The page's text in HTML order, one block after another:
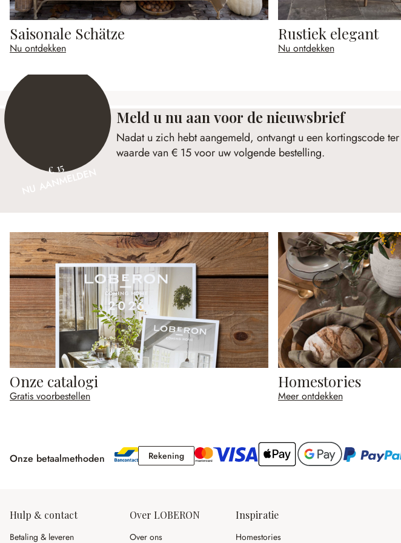
Saisonale Schätze
Nu ontdekken
Rustiek elegant
Nu ontdekken
€ 15
NU AANMELDEN
Meld u nu aan voor de nieuwsbrief
Nadat u zich hebt aangemeld, ontvangt u een kortingscode ter
waarde van € 15 voor uw volgende bestelling.
Onze catalogi
Gratis voorbestellen
Homestories
Meer ontdekken
Onze betaalmethoden RekeningRekening
Hulp & contact
Betaling & leveren
Over LOBERON
Over ons
Inspiratie
Homestories